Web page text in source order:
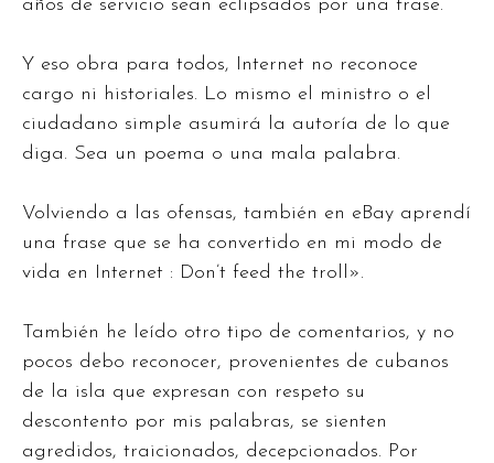
años de servicio sean eclipsados por una frase.
Y eso obra para todos, Internet no reconoce
cargo ni historiales. Lo mismo el ministro o el
ciudadano simple asumirá la autoría de lo que
diga. Sea un poema o una mala palabra.
Volviendo a las ofensas, también en eBay aprendí
una frase que se ha convertido en mi modo de
vida en Internet : Don’t feed the troll».
También he leído otro tipo de comentarios, y no
pocos debo reconocer, provenientes de cubanos
de la isla que expresan con respeto su
descontento por mis palabras, se sienten
agredidos, traicionados, decepcionados. Por